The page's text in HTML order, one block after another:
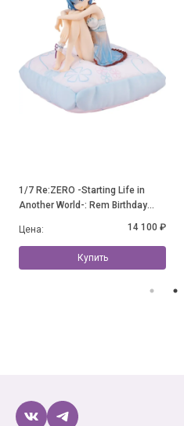
1/7 Re:ZERO -Starting Life in
Another World-: Rem Birthday
Цена:
14 100 ₽
Купить